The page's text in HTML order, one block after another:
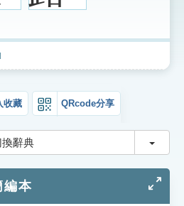
收藏 QRcode分享
換辭典 切換
編本